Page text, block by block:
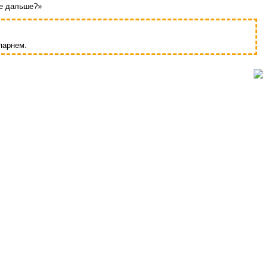
дальше?»